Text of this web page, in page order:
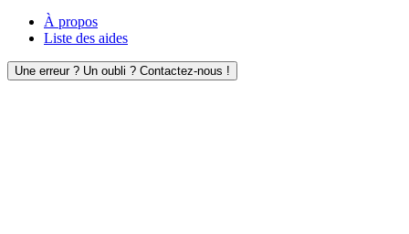
À propos
Liste des aides
Une erreur ? Un oubli ? Contactez-nous !